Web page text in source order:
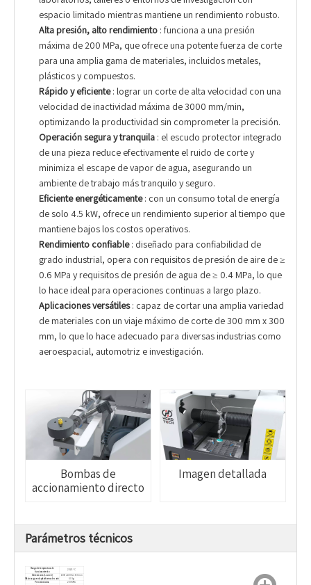
espacio limitado mientras mantiene un rendimiento robusto.
Alta presión, alto rendimiento : funciona a una presión
máxima de 200 MPa, que ofrece una potente fuerza de corte
para una amplia gama de materiales, incluidos metales,
plásticos y compuestos.
Rápido y eficiente: lograr un corte de alta velocidad con una
velocidad de inactividad máxima de 3000 mm/min,
optimizando la productividad sin comprometer la precisión.
Operación segura y tranquila : el escudo protector integrado
de una pieza reduce efectivamente el ruido de corte y
minimiza el escape de vapor de agua, asegurando un
ambiente de trabajo más tranquilo y seguro.
Eficiente energéticamente: con un consumo total de energía
de solo 4.5 kW, ofrece un rendimiento superior al tiempo que
mantiene bajos los costos operativos.
Rendimiento confiable: diseñado para confiabilidad de
grado industrial, opera con requisitos de presión de aire de ≥
0.6 MPa y requisitos de presión de agua de ≥ 0.4 MPa, lo que
lo hace ideal para operaciones continuas a largo plazo.
Aplicaciones versátiles: capaz de cortar una amplia variedad
de materiales con un viaje máximo de corte de 300 mm x 300
mm, lo que lo hace adecuado para diversas industrias como
aeroespacial, automotriz e investigación.
Bombas de
accionamiento directo
Imagen detallada
Parámetros técnicos
Rango de temperatura de
funcionamiento
20-25 ° C
Dimensiones (L x w x h) 1300 x 1300 x 1650 mm
Máxir carga en la plataforma de corte
60 kg
Presión máxima
200 MPA